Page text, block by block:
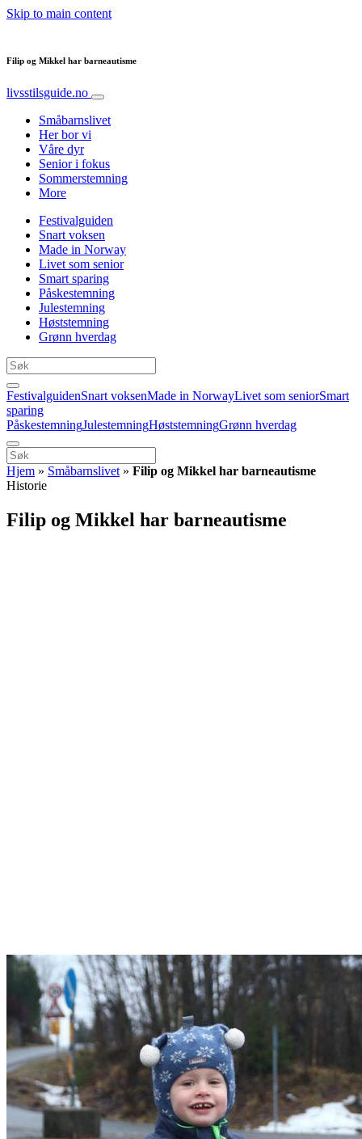
Skip to main content
Filip og Mikkel har barneautisme
livsstilsguide.no
Småbarnslivet
Her bor vi
Våre dyr
Senior i fokus
Sommerstemning
More
Festivalguiden
Snart voksen
Made in Norway
Livet som senior
Smart sparing
Påskestemning
Julestemning
Høststemning
Grønn hverdag
FestivalguidenSnart voksenMade in NorwayLivet som seniorSmart
sparing
PåskestemningJulestemningHøststemningGrønn hverdag
Hjem » Småbarnslivet » Filip og Mikkel har barneautisme
Historie
Filip og Mikkel har barneautisme